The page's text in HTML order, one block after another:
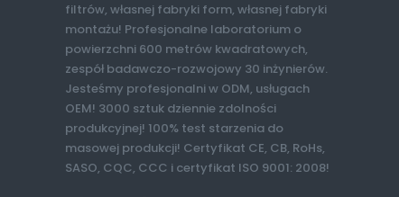
filtrów, własnej fabryki form, własnej fabryki
montażu! Profesjonalne laboratorium o
powierzchni 600 metrów kwadratowych,
zespół badawczo-rozwojowy 30 inżynierów.
Jesteśmy profesjonalni w ODM, usługach
OEM! 3000 sztuk dziennie zdolności
produkcyjnej! 100% test starzenia do
masowej produkcji! Certyfikat CE, CB, RoHs,
SASO, CQC, CCC i certyfikat ISO 9001: 2008!